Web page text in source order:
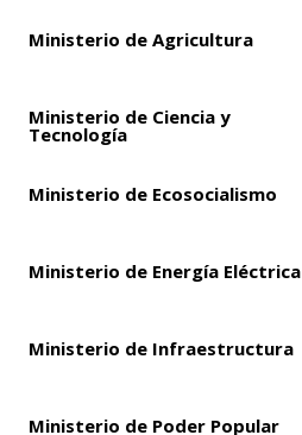
Ministerio de Agricultura
Ministerio de Ciencia y
Tecnología
Ministerio de Ecosocialismo
Ministerio de Energía Eléctrica
Ministerio de Infraestructura
Ministerio de Poder Popular